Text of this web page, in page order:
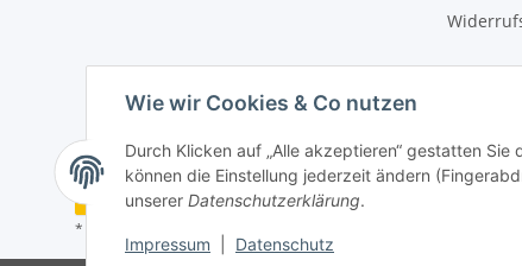
Wie wir Cookies & Co nutzen
Durch Klicken auf „Alle akzeptieren“ gestatten
können die Einstellung jederzeit ändern
unserer Datenschutzerklärung.
Impressum Datenschutz
Vertrag widerrufen
* Alle Preise inkl. gesetzlicher USt., zzgl.